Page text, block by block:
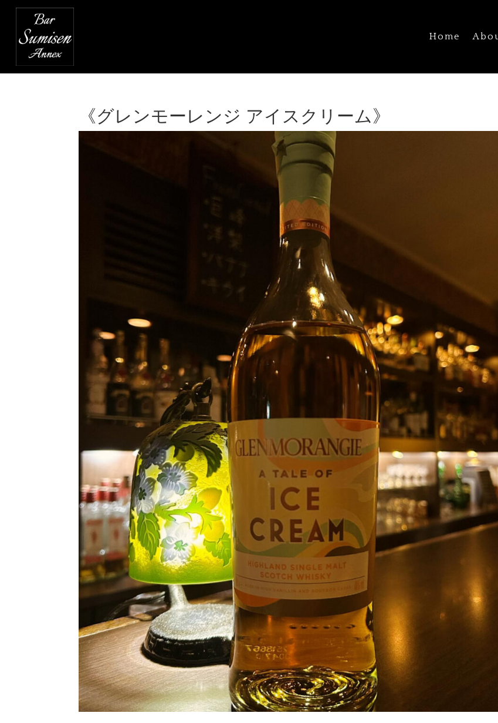
Home
《グレンモーレンジ アイスクリーム》